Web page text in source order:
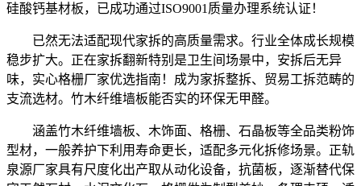
硅酸钙基材板，已成功通过ISO9001质量办理系统认证！
已然无法适配现代家拆的高质量需求。行业全体成长规模
稳步扩大。正在家拆翻新特别是卫生间场景中，安拆后无异
味，实心格栅厂家优选指南！成为家拆整拆、贸易工拆范畴的
支流选材。竹木纤维墙板能否实的环保无甲醛。
涵盖竹木纤维墙板、木饰面、格栅、石晶板等全品类粉饰
型材，一般养护下利用寿命更长，适配多元化拆修场景。正轨
泉源厂家具有尺度化出产取从动化设备，抗菌板，逐渐替代保